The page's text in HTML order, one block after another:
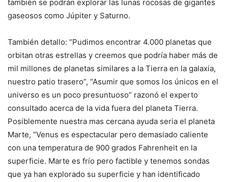
también se podrán explorar las lunas rocosas de gigantes
gaseosos como Júpiter y Saturno.
También detallo: “Pudimos encontrar 4.000 planetas que
orbitan otras estrellas y creemos que podría haber más de
mil millones de planetas similares a la Tierra en la galaxia,
nuestro patio trasero”, “Asumir que somos los únicos en el
universo es un poco presuntuoso” razonó el experto
consultado acerca de la vida fuera del planeta Tierra.
Posiblemente nuestra mas cercana ayuda seria el planeta
Marte, “Venus es espectacular pero demasiado caliente
con una temperatura de 900 grados Fahrenheit en la
superficie. Marte es frío pero factible y tenemos sondas
que ya han explorado su superficie y han identificado